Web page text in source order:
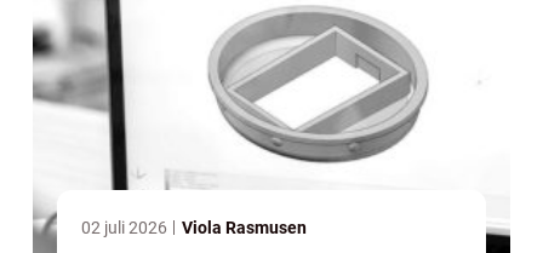
02 juli 2026 Viola Rasmusen